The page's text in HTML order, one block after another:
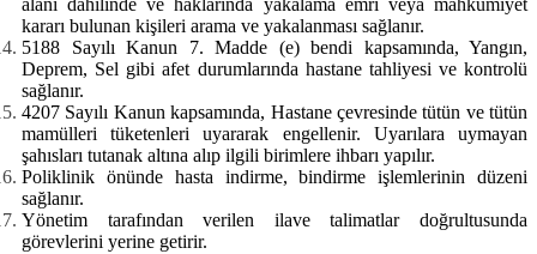
alanı dahilinde ve haklarında yakalama emri veya mahkumiyet
kararı bulunan kişileri arama ve yakalanması sağlanır.
5188 Sayılı Kanun 7. Madde (e) bendi kapsamında, Yangın,
Deprem, Sel gibi afet durumlarında hastane tahliyesi ve kontrolü
sağlanır.
4207 Sayılı Kanun kapsamında, Hastane çevresinde tütün ve tütün
mamülleri tüketenleri uyararak engellenir. Uyarılara uymayan
şahısları tutanak altına alıp ilgili birimlere ihbarı yapılır.
Poliklinik önünde hasta indirme, bindirme işlemlerinin düzeni
sağlanır.
Yönetim tarafından verilen ilave talimatlar doğrultusunda
görevlerini yerine getirir.